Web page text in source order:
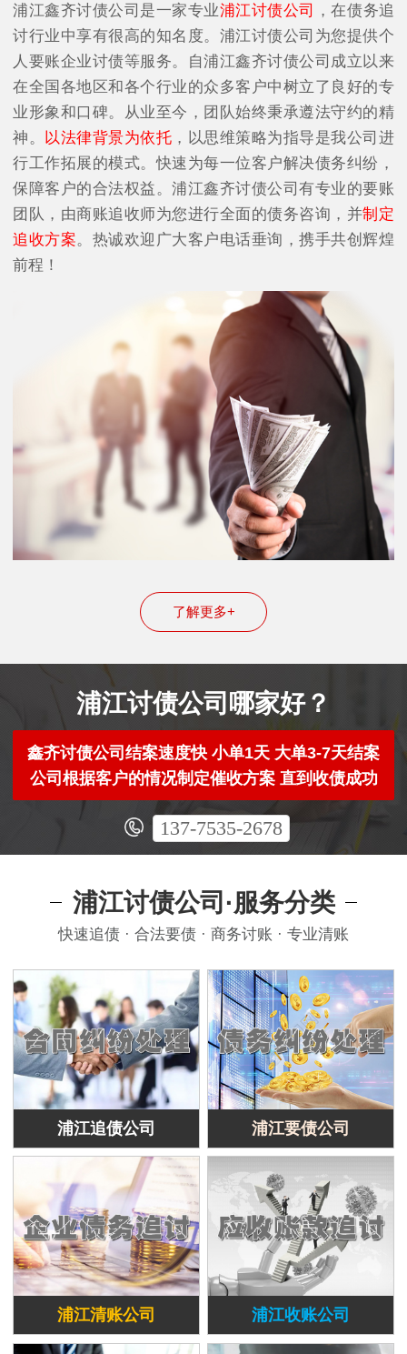
浦江鑫齐讨债公司是一家专业浦江讨债公司
，在债务追
讨行业中享有很高的知名度。浦江讨债公司为您提供个
人要账企业讨债等服务。自浦江鑫齐讨债公司成立以来
在全国各地区和各个行业的众多客户中树立了良好的专
业形象和口碑。从业至今，团队始终秉承遵法守约的精
神。
以法律背景为依托 ，以思维策略为指导是我公司进
行工作拓展的模式。快速为每一位客户解决债务纠纷，
保障客户的合法权益。浦江鑫齐讨债公司有专业的要账
团队，由商账追收师为您进行全面的债务咨询，并制定
追收方案。热诚欢迎广大客户电话垂询，携手共创辉煌
前程！
了解更多+
浦江讨债公司哪家好？
鑫齐讨债公司结案速度快 小单1天 大单3-7天结案
公司根据客户的情况制定催收方案 直到收债成功
137-7535-2678
浦江讨债公司·服务分类
快速追债 · 合法要债 · 商务讨账 · 专业清账
浦江追债公司 浦江要债公司
浦江清账公司 浦江收账公司